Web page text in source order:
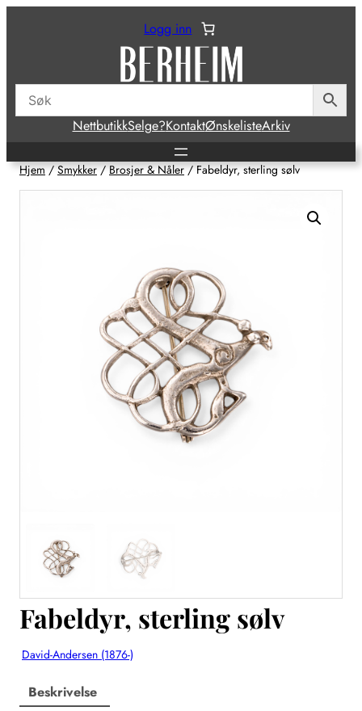
Logg inn
NettbutikkSelge?KontaktØnskelisteArkiv
Hjem/Smykker/Brosjer & Nåler/ Fabeldyr, sterling sølv
Fabeldyr, sterling sølv
David-Andersen (1876-)
Beskrivelse